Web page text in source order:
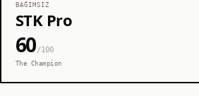
BAĞIMSIZ
STK Pro
60/100
The Champion